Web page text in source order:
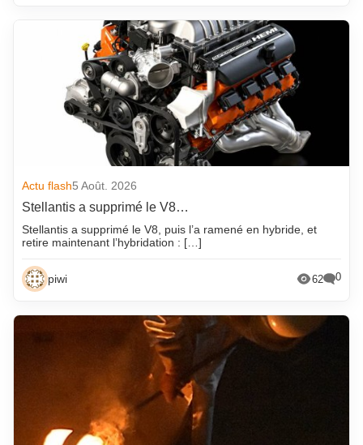
Actu flash5 Août. 2026
Stellantis a supprimé le V8…
Stellantis a supprimé le V8, puis l’a ramené en hybride, et
retire maintenant l’hybridation : […]
piwi 62 0